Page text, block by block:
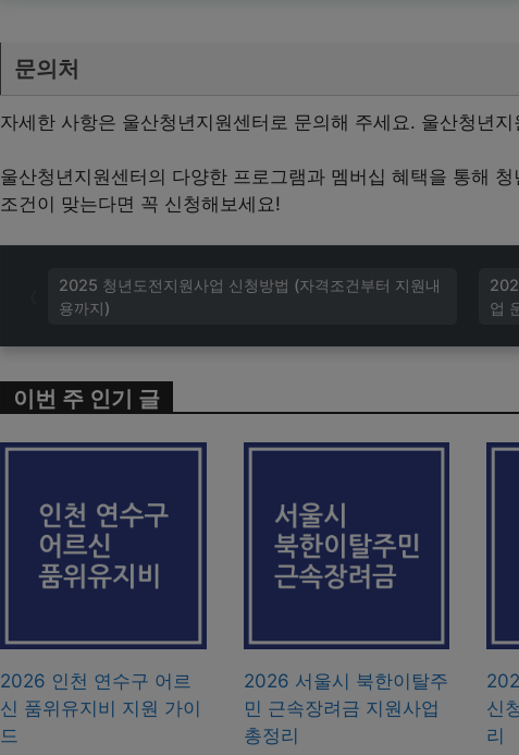
문의처
자세한 사항은 울산청년지원센터로 문의해 주세요. 울산청년
울산청년지원센터의 다양한 프로그램과 멤버십 혜택을 통해
조건이 맞는다면 꼭 신청해보세요!
업
2025 청년도전지원사업 신청방법 (자격조건부터 지원내
용까지)
이번 주 인기 글
2026 인천 연수구 어르
신 품위유지비 지원 가이
드
2026 서울시 북한이탈주
민 근속장려금 지원사업
총정리
신
리